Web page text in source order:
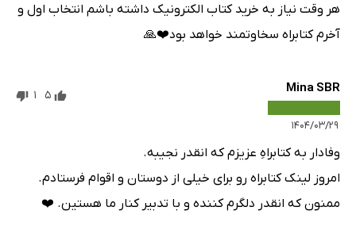
هر وقت نیاز به خرید کتاب الکترونیک داشته باشم انتخاب اول و
آخرم کتابراه سخاوتمند خواهد بود❤️🙏
Mina SBR
۱۴۰۴/۰۳/۲۹
5
1
وفادار به کتابراهِ عزیزم که انقدر نجیبه.
امروز لینک کتابراه رو برای خیلی از دوستان و اقوام فرستادم.
ممنون که انقدر دلگرم کننده و با تدبیر کنار ما هستین. ❤️